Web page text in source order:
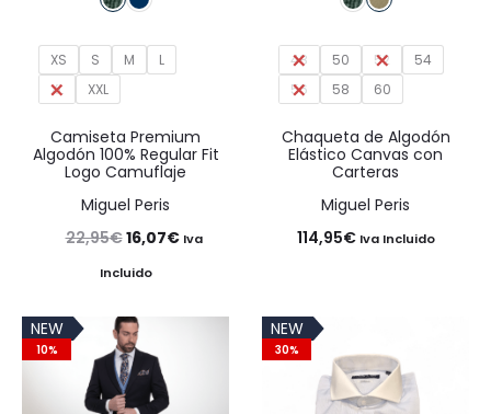
XS S M
L
XL
XXL
Camiseta Premium
Algodón 100% Regular Fit
Logo Camuflaje
Miguel Peris
22,95€El
precio
era:
22,95€.
16,07€ElIva
Incluido
48 50 52
54
56
58 60
Chaqueta de Algodón
Elástico Canvas con
Carteras
Miguel Peris
114,95€ Iva Incluido
NEW
10%
NEW
30%